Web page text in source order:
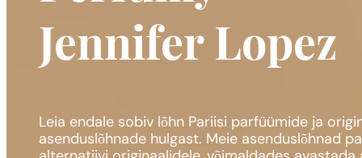
Jennifer Lopez
Leia endale sobiv lõhn Pariisi parfüümide ja
asenduslõhnade hulgast. Meie asenduslõhnad